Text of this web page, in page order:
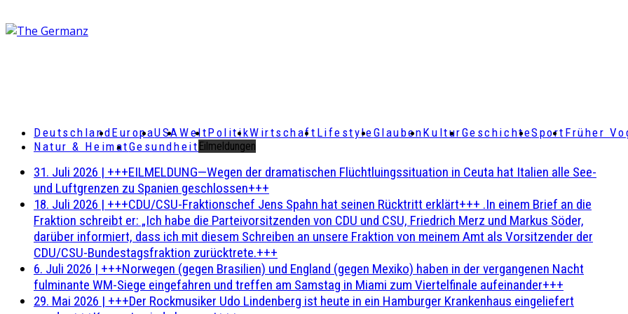
DeutschlandEuropaUSAWeltPolitikWirtschaft LifestyleGlaubenKulturGeschichteSport Früher
Natur & HeimatGesundheit Eilmeldungen
31. Juli 2026 | +++EILMELDUNG—Wegen der dramatischen Flüchtluingssituation in Ceuta hat Italien alle See-
und Luftgrenzen zu Spanien geschlossen+++
18. Juli 2026 | +++CDU/CSU-Fraktionschef Jens Spahn hat seinen Rücktritt erklärt+++ .In einem Brief an die
Fraktion schreibt er: „Ich habe die Parteivorsitzenden von CDU und CSU, Friedrich Merz und Markus Söder,
darüber informiert, dass ich mit diesem Schreiben an unsere Fraktion von meinem Amt als Vorsitzender der
CDU/CSU-Bundestagsfraktion zurücktrete.+++
6. Juli 2026 | +++Norwegen (gegen Brasilien) und England (gegen Mexiko) haben in der vergangenen Nacht
fulminante WM-Siege eingefahren und treffen am Samstag in Miami zum Viertelfinale aufeinander+++
29. Mai 2026 | +++Der Rockmusiker Udo Lindenberg ist heute in ein Hamburger Krankenhaus eingeliefert